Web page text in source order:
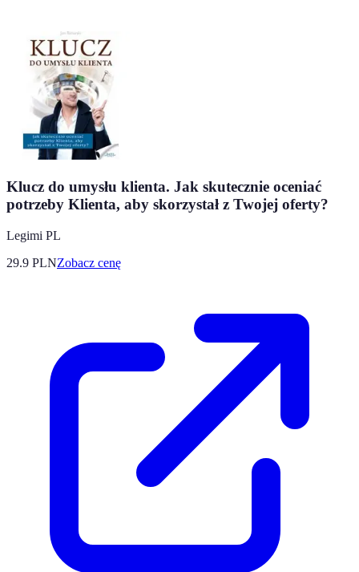
Klucz do umysłu klienta. Jak skutecznie oceniać
potrzeby Klienta, aby skorzystał z Twojej oferty?
Legimi PL
29.9 PLNZobacz cenę